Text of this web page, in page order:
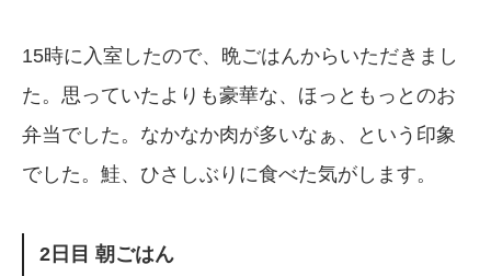
15時に入室したので、晩ごはんからいただきまし
た。思っていたよりも豪華な、ほっともっとのお
弁当でした。なかなか肉が多いなぁ、という印象
でした。鮭、ひさしぶりに食べた気がします。
2日目 朝ごはん